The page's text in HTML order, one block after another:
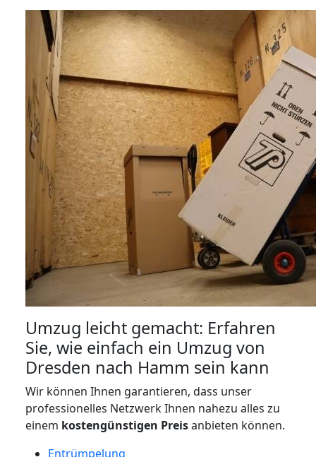
Umzug leicht gemacht: Erfahren
Sie, wie einfach ein Umzug von
Dresden nach Hamm sein kann
Wir können Ihnen garantieren, dass unser
professionelles Netzwerk Ihnen nahezu alles zu
einem kostengünstigen Preisanbieten können.
Entrümpelung